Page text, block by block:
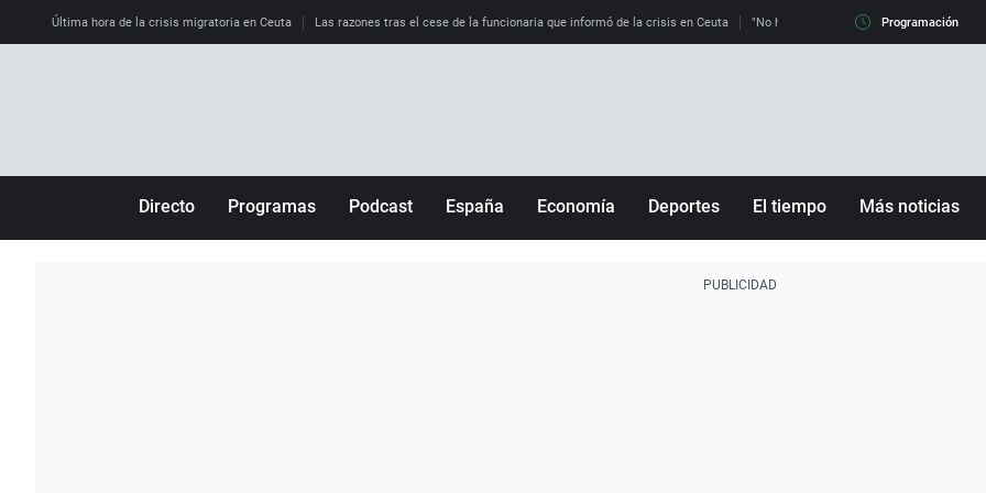
Última hora de la crisis migratoria en Ceuta Las razones tras el cese de la funcionaria que informó de la crisis en Ceuta "No hay mafias, que no nos engañen":
Programación
Directo Programas Podcast España Economía Deportes El tiempo Más noticias